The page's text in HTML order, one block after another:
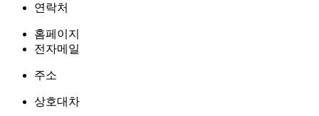
연락처
홈페이지
전자메일
주소
상호대차